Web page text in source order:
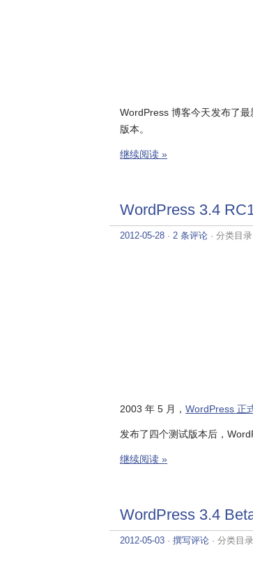
WordPress 博客今天发布了
版本。
继续阅读 »
WordPress 3.4
2012-05-28 · 2 条评论 · 分类目录
2003 年 5 月， WordPress 正
发布了四个测试版本后，
继续阅读 »
WordPress 3.4
2012-05-03 · 撰写评论 · 分类目录